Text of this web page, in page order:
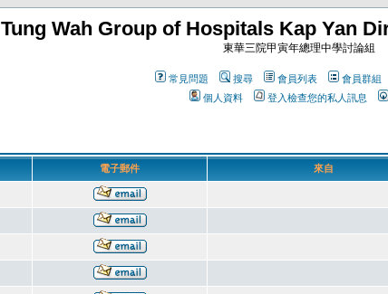
Tung Wah Group of Hospitals Kap Yan
東華三院甲寅年總理中學討論組
常見問題 搜尋 會員列表 會員群組
個人資料
登入檢查您的私人訊息
電子郵件 來自